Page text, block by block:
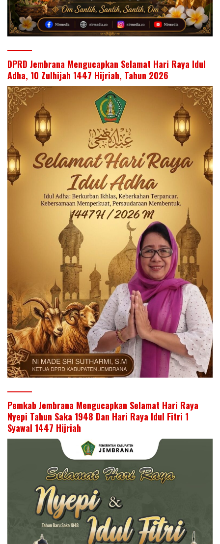
DPRD Jembrana Mengucapkan Selamat Hari Raya Idul
Adha, 10 Zulhijah 1447 Hijriah, Tahun 2026
Pemkab Jembrana Mengucapkan Selamat Hari Raya
Nyepi Tahun Saka 1948 Dan Hari Raya Idul Fitri 1
Syawal 1447 Hijriah